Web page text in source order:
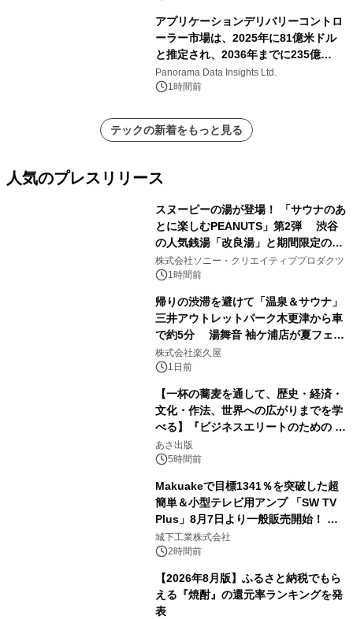
アプリケーションデリバリーコントロ
ーラー市場は、2025年に81億米ドル
と推定され、2036年までに235億
8,000万米ドルに達すると予測されて
おり、予測期間（2026年～2036年）
Panorama Data Insights Ltd.
1時間前
テックの新着をもっと見る
人気のプレスリリース
スヌーピーの湯が登場！ 「サウナのあ
とに楽しむPEANUTS」第2弾 渋谷
の人気銭湯「改良湯」と期間限定のコ
ラボレーション サウナイキタイコラ
ボグッズも発売決定！
株式会社ソニー・クリエイティブプロダクツ
1時間前
帰りの渋滞を避けて「温泉＆サウナ」
三井アウトレットパーク木更津から車
で約5分 湯舞音 袖ケ浦店が夏フェア
メニューを提供
株式会社楽久屋
1日前
【一杯の蕎麦を通して、歴史・経済・
文化・作法、世界への広がりまでを学
べる】『ビジネスエリートのための 教
養としての蕎麦』2026年8月25日
（火）発売
あさ出版
5時間前
Makuakeで目標1341％を突破した超
簡単＆小型テレビ用アンプ 「SW TV
Plus」8月7日より一般販売開始！ ケ
ーブル1本つなぐだけ、テレビの音が
ぐっと豊かに
城下工業株式会社
2時間前
【2026年8月版】ふるさと納税でもら
える『焼酎』の還元率ランキングを発
表